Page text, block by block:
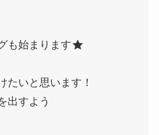
も始まります
たいと思います！
出すよう